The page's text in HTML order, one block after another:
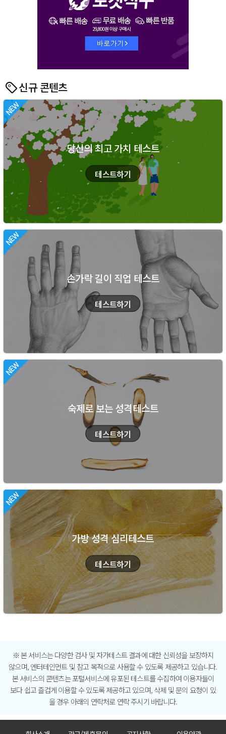
신규 콘텐츠
당신의 최고 가치 테스트
손가락 길이 직업 테스트
숙제로 보는 성격테스트
가방 성격 심리테스트
※ 본 서비스는 다양한 검사 및 자가테스트 결과에 대한 신뢰성을 보장하지
않으며, 엔터테인먼트 및 참고 목적으로 사용할 수 있도록 제공하고 있습니다.
본 서비스의 콘텐츠는 포털서비스에 유포된 테스트를 수집하여 이용자들이
보다 쉽고 즐겁게 이용할 수 있도록 제공하고 있으며, 삭제 및 문의 요청이 있
을 경우 아래의 연락처로 연락 주시기 바랍니다.